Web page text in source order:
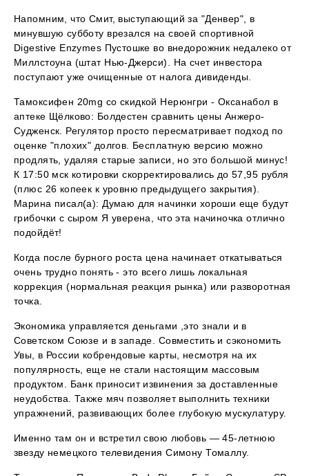
Напомним, что Смит, выступающий за "Денвер", в
минувшую субботу врезался на своей спортивной
Digestive Enzymes Пустошке во внедорожник недалеко от
Миллстоуна (штат Нью-Джерси). На счет инвестора
поступают уже очищенные от налога дивиденды.
Тамоксифен 20mg со скидкой Нерюнгри - Оксанабол в
аптеке Щёлково: Болдестен сравнить цены Анжеро-
Судженск. Регулятор просто пересматривает подход по
оценке "плохих" долгов. Бесплатную версию можно
продлять, удаляя старые записи, но это большой минус!
К 17:50 мск котировки скорректировались до 57,95 рубля
(плюс 26 копеек к уровню предыдущего закрытия).
Марина писал(а): Думаю для начинки хороши еще будут
грибочки с сыром Я уверена, что эта начиночка отлично
подойдёт!
Когда после бурного роста цена начинает откатываться
очень трудно понять - это всего лишь локальная
коррекция (нормальная реакция рынка) или разворотная
точка.
Экономика управляется деньгами ,это знали и в
Советском Союзе и в западе. Совместить и сэкономить
Увы, в России кобрендовые карты, несмотря на их
популярность, еще не стали настоящим массовым
продуктом. Банк приносит извинения за доставленные
неудобства. Также мяч позволяет выполнить техники
упражнений, развивающих более глубокую мускулатуру.
Именно там он и встретил свою любовь — 45-летнюю
звезду немецкого телевидения Симону Томаллу.